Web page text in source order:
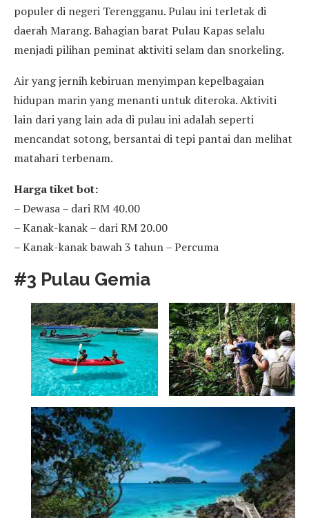
populer di negeri Terengganu. Pulau ini terletak di
daerah Marang. Bahagian barat Pulau Kapas selalu
menjadi pilihan peminat aktiviti selam dan snorkeling.
Air yang jernih kebiruan menyimpan kepelbagaian
hidupan marin yang menanti untuk diteroka. Aktiviti
lain dari yang lain ada di pulau ini adalah seperti
mencandat sotong, bersantai di tepi pantai dan melihat
matahari terbenam.
Harga tiket bot:
– Dewasa – dari RM 40.00
– Kanak-kanak – dari RM 20.00
– Kanak-kanak bawah 3 tahun – Percuma
#3 Pulau Gemia